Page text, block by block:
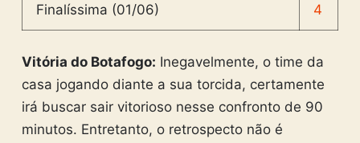
4
Vitória do Botafogo: Inegavelmente, o time da
casa jogando diante a sua torcida, certamente
irá buscar sair vitorioso nesse confronto de 90
minutos. Entretanto, o retrospecto não é